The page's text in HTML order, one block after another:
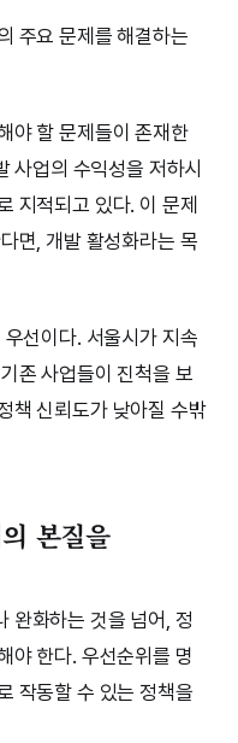
주요 문제를 해결하는
야 할 문제들이 존재한
사업의 수익성을 저하시
지적되고 있다. 이 문제
면, 개발 활성화라는 목
선이다. 서울시가 지속
존 사업들이 진척을 보
책 신뢰도가 낮아질 수밖
본질을
완화하는 것을 넘어, 정
야 한다. 우선순위를 명
작동할 수 있는 정책을